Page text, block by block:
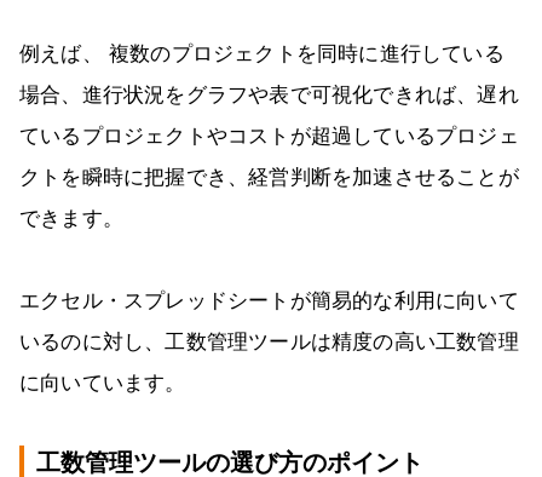
例えば、 複数のプロジェクトを同時に進行している
場合、進行状況をグラフや表で可視化できれば、遅れ
ているプロジェクトやコストが超過しているプロジェ
クトを瞬時に把握でき、経営判断を加速させることが
できます。
エクセル・スプレッドシートが簡易的な利用に向いて
いるのに対し、工数管理ツールは精度の高い工数管理
に向いています。
工数管理ツールの選び方のポイント